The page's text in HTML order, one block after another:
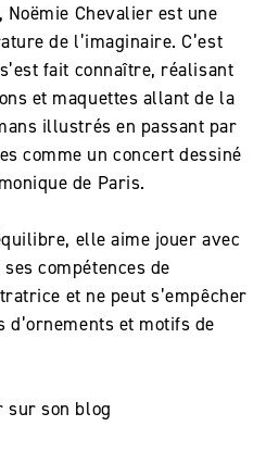
Chevalier est une
de l’imaginaire. C’est
fait connaître, réalisant
et maquettes allant de la
illustrés en passant par
comme un concert dessiné
de Paris.
elle aime jouer avec
compétences de
et ne peut s’empêcher
et motifs de
sur son blog